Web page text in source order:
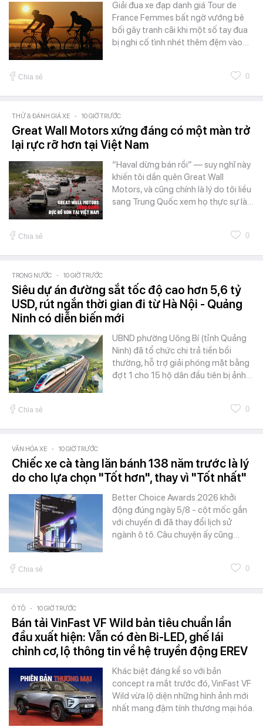
Giải đua xe đạp danh giá Tour de
France Femmes bất ngờ vướng bê
bối gây tranh cãi khi một số tay đua
bị nghi cố tình nhét thêm đệm vào…
Chia sẻ 0
THỬ & ĐÁNH GIÁ XE - 10 GIỜ TRƯỚC
Great Wall Motors xứng đáng có một màn trở
lại rực rỡ hơn tại Việt Nam
“Haval dừng bán rồi” — suy nghĩ này
khiến tôi dần quên Great Wall
Motors, và cũng chính là lý do tôi liều
sang Trung Quốc xem họ thực sự là…
Chia sẻ 0
TRONG NƯỚC - 10 GIỜ TRƯỚC
Siêu dự án đường sắt tốc độ cao hơn 5,6 tỷ
USD, rút ngắn thời gian đi từ Hà Nội - Quảng
Ninh có diễn biến mới
UBND phường Uông Bí (tỉnh Quảng
Ninh) đã tổ chức chi trả tiền bồi
thường, hỗ trợ giải phóng mặt bằng
đợt 1 cho 15 hộ dân đầu tiên bị ảnh…
Chia sẻ 0
VĂN HÓA XE - 10 GIỜ TRƯỚC
Chiếc xe cà tàng lăn bánh 138 năm trước là lý
do cho lựa chọn "Tốt hơn", thay vì "Tốt nhất"
Better Choice Awards 2026 khởi
động đúng ngày 5/8 - cột mốc gắn
với chuyến đi đã thay đổi lịch sử
ngành ô tô. Câu chuyện ấy cũng…
Chia sẻ 0
Ô TÔ - 10 GIỜ TRƯỚC
Bán tải VinFast VF Wild bản tiêu chuẩn lần
đầu xuất hiện: Vẫn có đèn Bi-LED, ghế lái
chỉnh cơ, lộ thông tin về hệ truyền động EREV
Khác biệt đáng kể so với bản
concept ra mắt trước đó, VinFast VF
Wild vừa lộ diện những hình ảnh mới
nhất mang đậm tính thương mại hóa.